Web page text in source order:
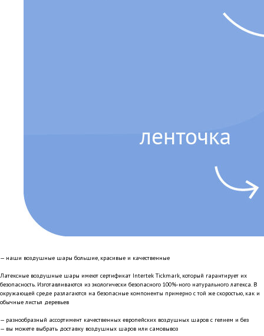
— наши воздушные шары большие, красивые и качественные
Латексные воздушные шары имеют сертификат Intertek Tickmark, который гарантирует их
безопасность. Изготавливаются из экологически безопасного 100%-ного натурального латекса. В
окружающей среде разлагаются на безопасные компоненты примерно с той же скоростью, как и
обычные листья деревьев
— разнообразный ассортимент качественных европейских воздушных шаров с гелием и без
— вы можете выбрать доставку воздушных шаров или самовывоз